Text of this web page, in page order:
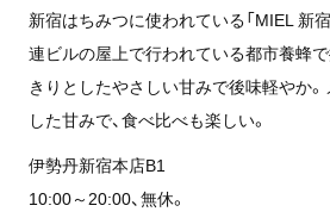
新宿はちみつに使われている「MIEL 新
連ビルの屋上で行われている都市養蜂
きりとしたやさしい甘みで後味軽やか
した甘みで、食べ比べも楽しい。
伊勢丹新宿本店B1
10:00～20:00、無休。